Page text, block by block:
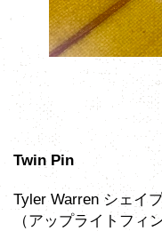
Twin Pin
Tyler Warren シェイ
（アップライトフィ